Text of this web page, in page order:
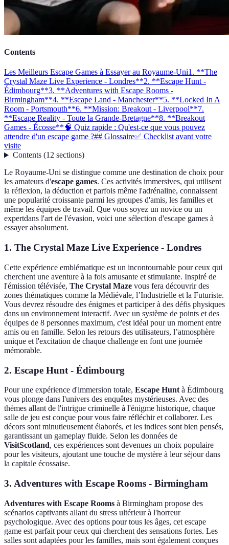
Contents
Les Meilleurs Escape Games à Essayer au Royaume-Uni1. **The
Crystal Maze Live Experience - Londres**2. **Escape Hunt -
Édimbourg**3. **Adventures with Escape Rooms -
Birmingham**4. **Escape Land - Manchester**5. **Locked In A
Room - Portsmouth**6. **Mission: Breakout - Liverpool**7.
**Escape Reality - Toute la Grande-Bretagne**8. **Breakout
Games - Écosse**🧠 Quiz rapide : Qu'est-ce que vous pouvez
attendre d'un escape game ?## Glossaire✅ Checklist avant votre
visite
Contents(12 sections)
Le Royaume-Uni se distingue comme une destination de choix pour
les amateurs d'escape games. Ces activités immersives, qui utilisent
la réflexion, la déduction et parfois même l'adrénaline, connaissent
une popularité croissante parmi les groupes d'amis, les familles et
même les équipes de travail. Que vous soyez un novice ou un
expertdans l'art de l'évasion, voici une sélection d'escape games à
essayer absolument.
1. The Crystal Maze Live Experience - Londres
Cette expérience emblématique est un incontournable pour ceux qui
cherchent une aventure à la fois amusante et stimulante. Inspiré de
l'émission télévisée, The Crystal Maze vous fera découvrir des
zones thématiques comme la Médiévale, l’Industrielle et la Futuriste.
Vous devrez résoudre des énigmes et participer à des défis physiques
dans un environnement interactif. Avec un système de points et des
équipes de 8 personnes maximum, c'est idéal pour un moment entre
amis ou en famille. Selon les retours des utilisateurs, l’atmosphère
unique et l'excitation de chaque challenge en font une journée
mémorable.
2. Escape Hunt - Édimbourg
Pour une expérience d'immersion totale, Escape Hunt à Édimbourg
vous plonge dans l'univers des enquêtes mystérieuses. Avec des
thèmes allant de l'intrigue criminelle à l'énigme historique, chaque
salle de jeu est conçue pour vous faire réfléchir et collaborer. Les
décors sont minutieusement élaborés, et les indices sont bien pensés,
garantissant un gameplay fluide. Selon les données de
VisitScotland, ces expériences sont devenues un choix populaire
pour les visiteurs, ajoutant une touche de mystère à leur séjour dans
la capitale écossaise.
3. Adventures with Escape Rooms - Birmingham
Adventures with Escape Rooms à Birmingham propose des
scénarios captivants allant du stress ultérieur à l'horreur
psychologique. Avec des options pour tous les âges, cet escape
game est parfait pour ceux qui cherchent des sensations fortes. Les
salles sont adaptées pour les familles, mais sont également conçues